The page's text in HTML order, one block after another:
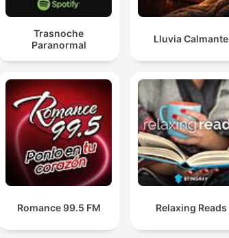
Trasnoche
Paranormal
Lluvia Calmante
Romance 99.5 FM Relaxing Reads